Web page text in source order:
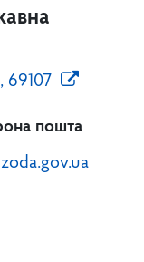
69107
пошта